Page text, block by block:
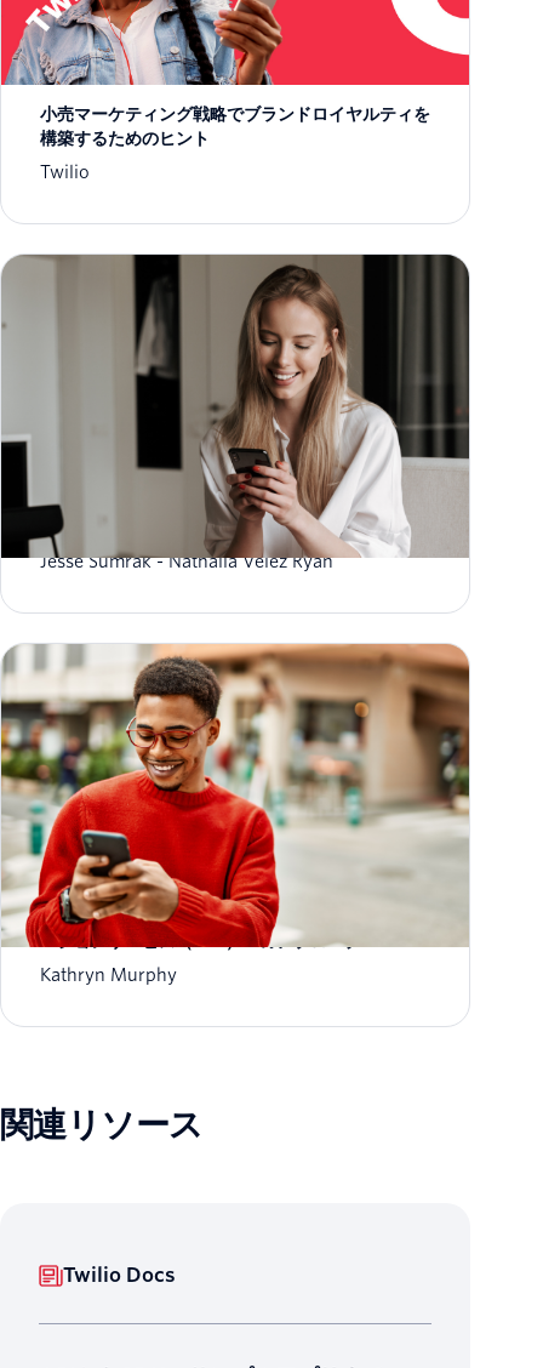
小売マーケティング戦略でブランドロイヤルティを
構築するためのヒント
Twilio
SMSを利用したマーケティング〜入門
Jesse Sumrak
Nathalia Velez Ryan
メッセージングの未来: Twilioのリッチコミュニケ
ーションサービス（RCS）へのアプローチ
Kathryn Murphy
関連リソース
Twilio Docs